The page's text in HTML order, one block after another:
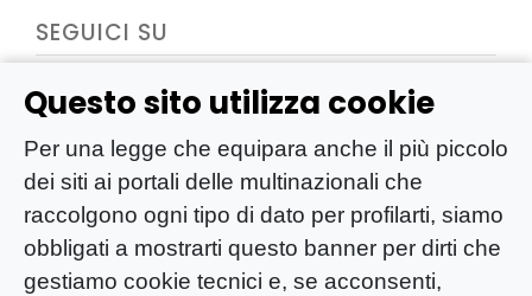
Questo sito utilizza cookie
Per una legge che equipara anche il più piccolo
dei siti ai portali delle multinazionali che
raccolgono ogni tipo di dato per profilarti, siamo
obbligati a mostrarti questo banner per dirti che
gestiamo cookie tecnici e, se acconsenti,
SEGUICI SU